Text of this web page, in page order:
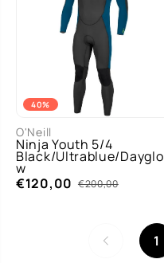
40%
O'Neill
Ninja Youth 5/4
Black/Ultrablue/Dayglo
w
€120,00 €200,00
1